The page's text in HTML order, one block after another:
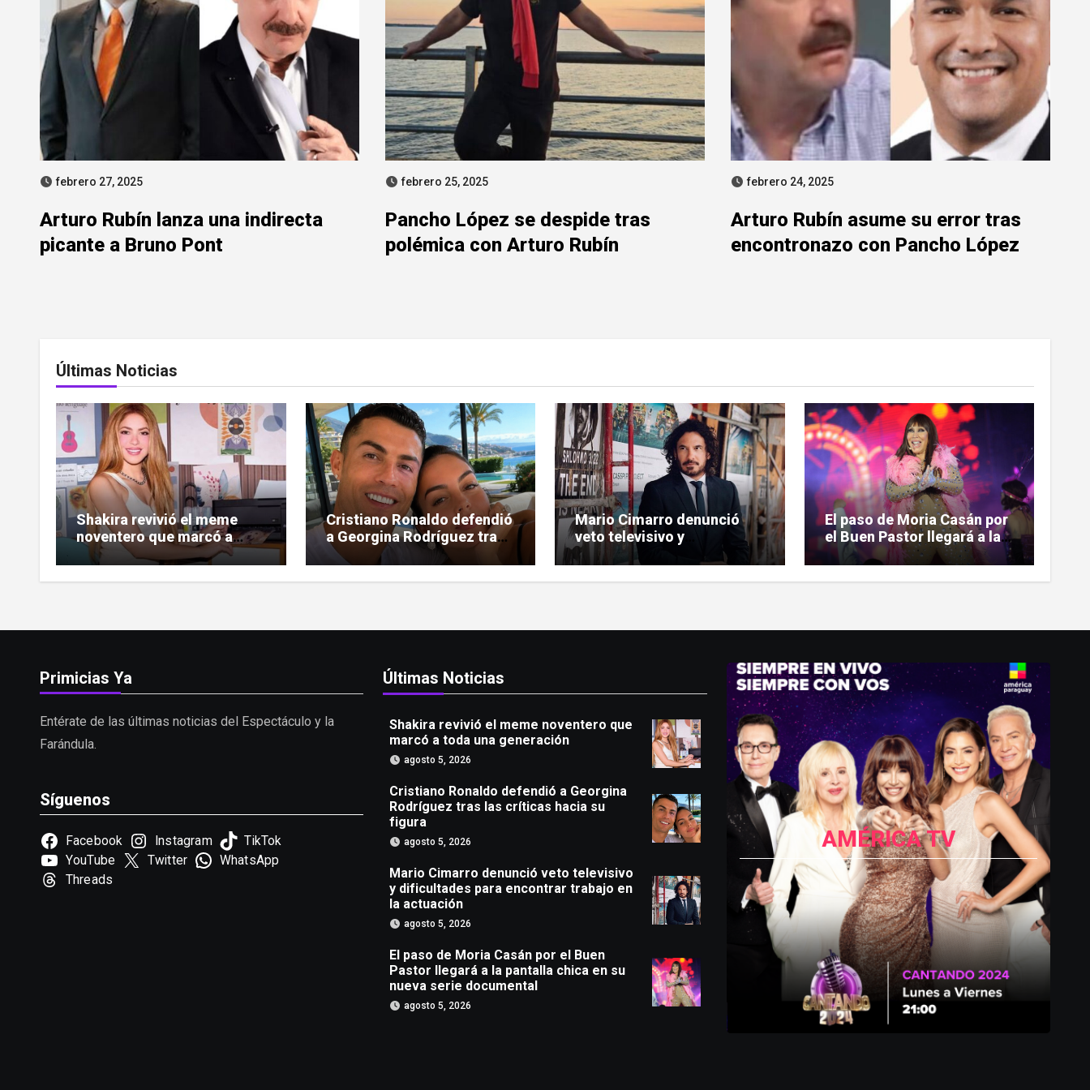
febrero 27, 2025
Arturo Rubín lanza una indirecta
picante a Bruno Pont
febrero 25, 2025
Pancho López se despide tras
polémica con Arturo Rubín
febrero 24, 2025
Arturo Rubín asume su error tras
encontronazo con Pancho López
Últimas Noticias
Shakira revivió el meme
noventero que marcó a
toda una generación
Cristiano Ronaldo defendió
a Georgina Rodríguez tras
las críticas hacia su figura
Mario Cimarro denunció
veto televisivo y
dificultades para encontrar
trabajo en la actuación
El paso de Moria Casán por
el Buen Pastor llegará a la
pantalla chica en su nueva
serie documental
Primicias Ya
Entérate de las últimas noticias del Espectáculo y la
Farándula.
Síguenos
Facebook Instagram
TikTok
YouTube
Twitter
WhatsApp
Threads
Últimas Noticias
Shakira revivió el meme noventero que
marcó a toda una generación
agosto 5, 2026
Cristiano Ronaldo defendió a Georgina
Rodríguez tras las críticas hacia su
figura
agosto 5, 2026
Mario Cimarro denunció veto televisivo
y dificultades para encontrar trabajo en
la actuación
agosto 5, 2026
El paso de Moria Casán por el Buen
Pastor llegará a la pantalla chica en su
nueva serie documental
agosto 5, 2026
AMÉRICA TV